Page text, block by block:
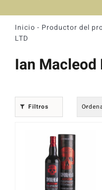
Colecciones
Vinos
Destilados
Catas y Actividades
Inicio - Productor del
LTD
Ian Macleod
Filtros